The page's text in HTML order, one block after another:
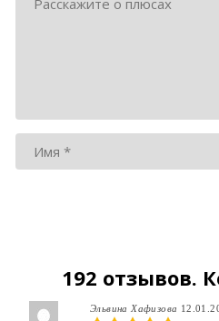
192 отзывов.
Эльвина Хафизова